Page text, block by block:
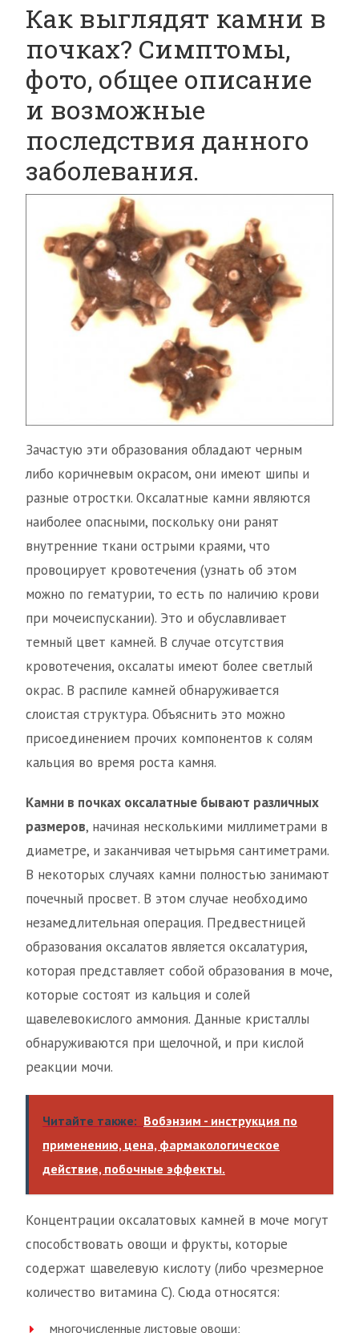
Как выглядят камни в
почках? Симптомы,
фото, общее описание
и возможные
последствия данного
заболевания.
Зачастую эти образования обладают черным
либо коричневым окрасом, они имеют шипы и
разные отростки. Оксалатные камни являются
наиболее опасными, поскольку они ранят
внутренние ткани острыми краями, что
провоцирует кровотечения (узнать об этом
можно по гематурии, то есть по наличию крови
при мочеиспускании). Это и обуславливает
темный цвет камней. В случае отсутствия
кровотечения, оксалаты имеют более светлый
окрас. В распиле камней обнаруживается
слоистая структура. Объяснить это можно
присоединением прочих компонентов к солям
кальция во время роста камня.
Камни в почках оксалатные бывают различных
размеров, начиная несколькими миллиметрами в
диаметре, и заканчивая четырьмя сантиметрами.
В некоторых случаях камни полностью занимают
почечный просвет. В этом случае необходимо
незамедлительная операция. Предвестницей
образования оксалатов является оксалатурия,
которая представляет собой образования в моче,
которые состоят из кальция и солей
щавелевокислого аммония. Данные кристаллы
обнаруживаются при щелочной, и при кислой
реакции мочи.
Читайте также: Вобэнзим - инструкция по
применению, цена, фармакологическое
действие, побочные эффекты.
Концентрации оксалатовых камней в моче могут
способствовать овощи и фрукты, которые
содержат щавелевую кислоту (либо чрезмерное
количество витамина С). Сюда относятся:
многочисленные листовые овощи;